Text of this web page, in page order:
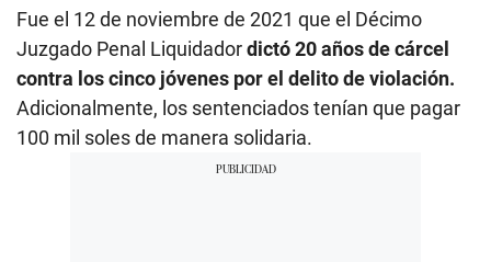
Fue el 12 de noviembre de 2021 que el Décimo
Juzgado Penal Liquidadordictó 20 años de cárcel
contra los cinco jóvenes por el delito de violación.
Adicionalmente, los sentenciados tenían que pagar
100 mil soles de manera solidaria.